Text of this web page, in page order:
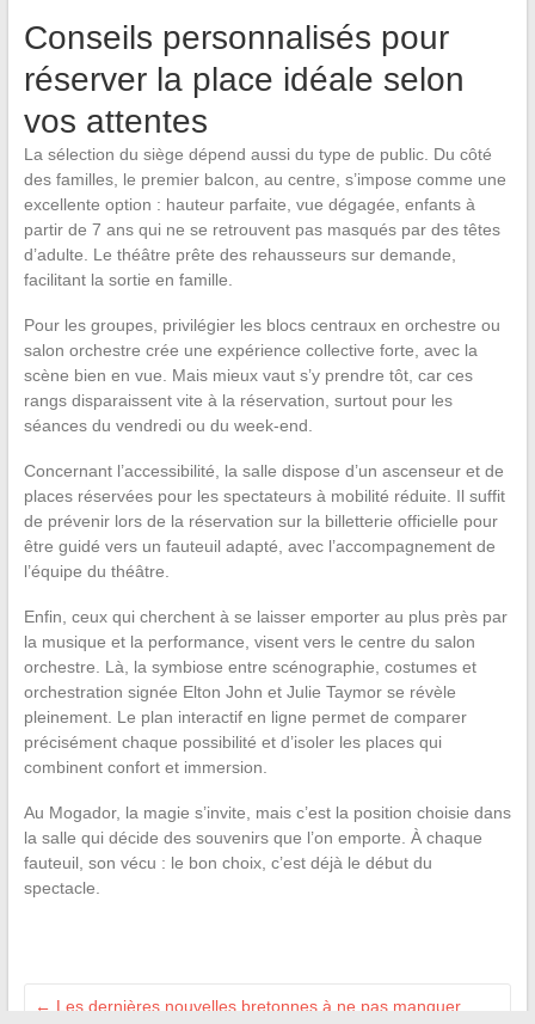
Conseils personnalisés pour
réserver la place idéale selon
vos attentes
La sélection du siège dépend aussi du type de public. Du côté
des familles, le premier balcon, au centre, s’impose comme une
excellente option : hauteur parfaite, vue dégagée, enfants à
partir de 7 ans qui ne se retrouvent pas masqués par des têtes
d’adulte. Le théâtre prête des rehausseurs sur demande,
facilitant la sortie en famille.
Pour les groupes, privilégier les blocs centraux en orchestre ou
salon orchestre crée une expérience collective forte, avec la
scène bien en vue. Mais mieux vaut s’y prendre tôt, car ces
rangs disparaissent vite à la réservation, surtout pour les
séances du vendredi ou du week-end.
Concernant l’accessibilité, la salle dispose d’un ascenseur et de
places réservées pour les spectateurs à mobilité réduite. Il suffit
de prévenir lors de la réservation sur la billetterie officielle pour
être guidé vers un fauteuil adapté, avec l’accompagnement de
l’équipe du théâtre.
Enfin, ceux qui cherchent à se laisser emporter au plus près par
la musique et la performance, visent vers le centre du salon
orchestre. Là, la symbiose entre scénographie, costumes et
orchestration signée Elton John et Julie Taymor se révèle
pleinement. Le plan interactif en ligne permet de comparer
précisément chaque possibilité et d’isoler les places qui
combinent confort et immersion.
Au Mogador, la magie s’invite, mais c’est la position choisie dans
la salle qui décide des souvenirs que l’on emporte. À chaque
fauteuil, son vécu : le bon choix, c’est déjà le début du
spectacle.
← Les dernières nouvelles bretonnes à ne pas manquer